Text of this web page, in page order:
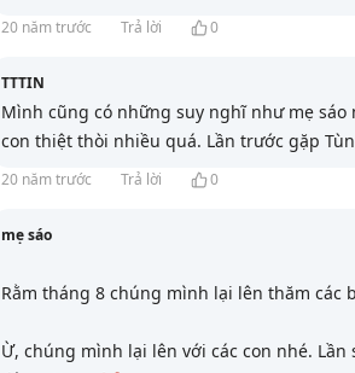
20 năm trước Trả lời 0
TTTIN
Mình cũng có những suy nghĩ như mẹ sáo
con thiệt thòi nhiều quá. Lần trước gặp
20 năm trước Trả lời 0
mẹ sáo
Rằm tháng 8 chúng mình lại lên thăm các
Ừ, chúng mình lại lên với các con nhé.